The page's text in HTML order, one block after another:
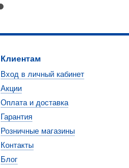
Клиентам
Вход в личный кабинет
Акции
Оплата и доставка
Гарантия
Розничные магазины
Контакты
Блог